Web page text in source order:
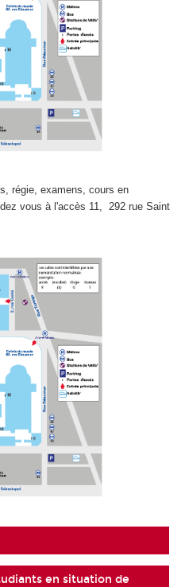
régie, examens, cours en
vous à l'accès 11, 292 rue Saint
en situation de